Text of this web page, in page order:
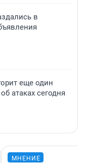
в
еще один
атаках сегодня
МНЕНИЕ